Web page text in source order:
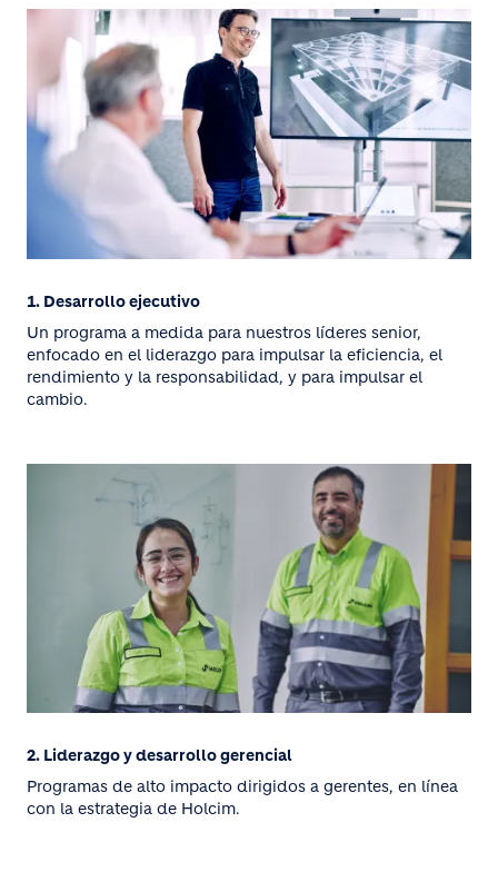
1. Desarrollo ejecutivo
Un programa a medida para nuestros líderes senior,
enfocado en el liderazgo para impulsar la eficiencia, el
rendimiento y la responsabilidad, y para impulsar el
cambio.
2. Liderazgo y desarrollo gerencial
Programas de alto impacto dirigidos a gerentes, en línea
con la estrategia de Holcim.